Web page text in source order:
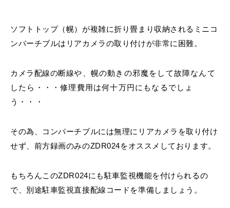
ソフトトップ（幌）が複雑に折り畳まり収納されるミニコ
ンバーチブルはリアカメラの取り付けが非常に困難。
カメラ配線の断線や、幌の動きの邪魔をして故障なんて
したら・・・修理費用は何十万円にもなるでしょ
う・・・
その為、コンバーチブルには無理にリアカメラを取り付け
せず、前方録画のみのZDR024をオススメしております。
もちろんこのZDR024にも駐車監視機能を付けられるの
で、別途駐車監視直接配線コードを準備しましょう。